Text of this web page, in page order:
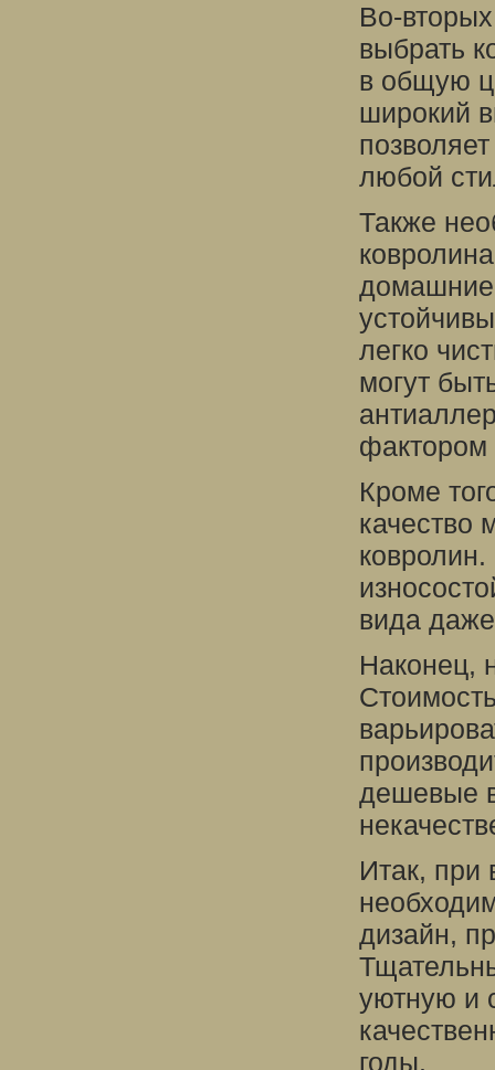
Во-
выбрать
в общую
широкий
любой
Также
домашние
легко
могут
фактором
Кроме
качество
вида
Наконец,
дешевые
Итак, при
дизайн,
уютную и
годы.